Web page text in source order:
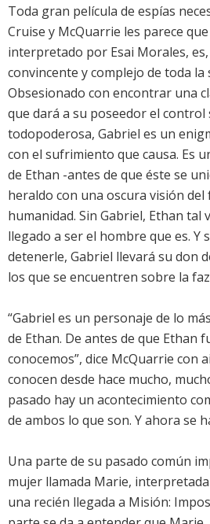
Toda gran película de espías
Cruise y McQuarrie les parece
interpretado por Esai Morales, es,
convincente y complejo de toda la
Obsesionado con encontrar una
que dará a su poseedor el
todopoderosa, Gabriel es un
con el sufrimiento que causa. Es
de Ethan -antes de que éste se
heraldo con una oscura visión
humanidad. Sin Gabriel, Ethan tal
llegado a ser el hombre que es. Y
detenerle, Gabriel llevará su don
los que se encuentren sobre la
“Gabriel es un personaje de lo
de Ethan. De antes de que Ethan
conocemos”, dice McQuarrie con
conocen desde hace mucho,
pasado hay un acontecimiento
de ambos lo que son. Y ahora se
Una parte de su pasado común
mujer llamada Marie,
una recién llegada a Misión: